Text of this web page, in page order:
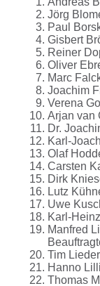
Jörg
Paul
Gisbert
Reiner
Oliver
Marc
Joachim
Verena
Arjan van
Dr.
Karl-
Olaf
Carsten
Dirk
Lutz
Uwe
Karl-
Manfred
Tim
Hanno
Thomas